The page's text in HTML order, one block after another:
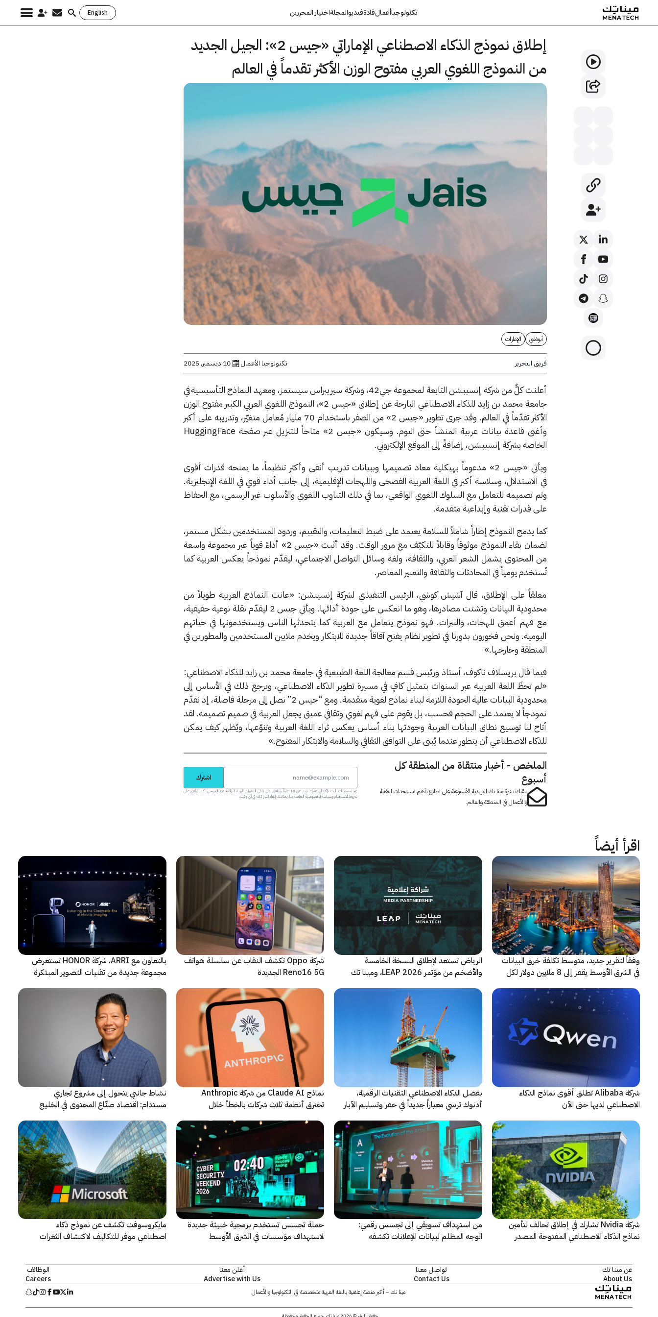
تكنولوجياأعمالقادةفيديوالمجلةاختيار المحررين English
Search
إطلاق نموذج الذكاء الاصطناعي الإماراتي «جيس 2»: الجيل الجديد
من النموذج اللغوي العربي مفتوح الوزن الأكثر تقدماً في العالم
أبوظبي الإمارات
فريق التحرير تكنولوجيا الأعمال 10 ديسمبر, 2025
أعلنت كلٌّ من شركة إنسيبشن التابعة لمجموعة جي42، وشركة سيريبراس سيستمز، ومعهد النماذج التأسيسية في
جامعة محمد بن زايد للذكاء الاصطناعي البارحة عن إطلاق «جيس 2»، النموذج اللغوي العربي الكبير مفتوح الوزن
الأكثر تقدّماً في العالم. وقد جرى تطوير «جيس 2» من الصفر باستخدام 70 مليار مُعامل متغيّر، وتدريبه على أكبر
وأغنى قاعدة بيانات عربية المنشأ حتى اليوم. وسيكون «جيس 2» متاحاً للتنزيل عبر صفحة HuggingFace
الخاصة بشركة إنسيبشن، إضافةً إلى الموقع الإلكتروني.
ويأتي «جيس 2» مدعوماً بهيكلية معاد تصميمها وببيانات تدريب أنقى وأكثر تنظيماً، ما يمنحه قدرات أقوى
في الاستدلال، وسلاسة أكبر في اللغة العربية الفصحى واللهجات الإقليمية، إلى جانب أداء قوي في اللغة الإنجليزية.
وتم تصميمه للتعامل مع السلوك اللغوي الواقعي، بما في ذلك التناوب اللغوي والأسلوب غير الرسمي، مع الحفاظ
على قدرات تقنية وإبداعية متقدمة.
كما يدمج النموذج إطاراً شاملاً للسلامة يعتمد على ضبط التعليمات، والتقييم، وردود المستخدمين بشكل مستمر،
لضمان بقاء النموذج موثوقاً وقابلاً للتكيّف مع مرور الوقت. وقد أثبت «جيس 2» أداءً قوياً عبر مجموعة واسعة
من المحتوى يشمل الشعر العربي، والثقافة، ولغة وسائل التواصل الاجتماعي، ليقدّم نموذجاً يعكس العربية كما
تُستخدم يومياً في المحادثات والثقافة والتعبير المعاصر.
معلقاً على الإطلاق، قال آشيش كوشي، الرئيس التنفيذي لشركة إنسيبشن: «عانت النماذج العربية طويلاً من
محدودية البيانات وتشتت مصادرها، وهو ما انعكس على جودة أدائها. ويأتي جيس 2 ليقدّم نقلة نوعية حقيقية،
مع فهم أعمق للهجات، والنبرات. فهو نموذج يتعامل مع العربية كما يتحدثها الناس ويستخدمونها في حياتهم
اليومية. ونحن فخورون بدورنا في تطوير نظام يفتح آفاقاً جديدة للابتكار ويخدم ملايين المستخدمين والمطورين في
المنطقة وخارجها.»
فيما قال بريسلاف ناكوف، أستاذ ورئيس قسم معالجة اللغة الطبيعية في جامعة محمد بن زايد للذكاء الاصطناعي:
«لم تحظَ اللغة العربية عبر السنوات بتمثيل كافٍ في مسيرة تطوير الذكاء الاصطناعي، ويرجع ذلك في الأساس إلى
محدودية البيانات عالية الجودة اللازمة لبناء نماذج لغوية متقدمة. ومع “جيس 2” نصل إلى مرحلة فاصلة، إذ نقدّم
نموذجاً لا يعتمد على الحجم فحسب، بل يقوم على فهم لغوي وثقافي عميق يجعل العربية في صميم تصميمه. لقد
أتاح لنا توسيع نطاق البيانات العربية وجودتها بناء أساس يعكس ثراء اللغة العربية وتنوّعها، ويُظهر كيف يمكن
للذكاء الاصطناعي أن يتطور عندما يُبنى على التوافق الثقافي والسلامة والابتكار المفتوح.»
الملخص - أخبار منتقاة من المنطقة كل
أسبوع
تبقيك نشرة مينا تك البريدية الأسبوعية على اطلاع بأهم مستجدات التقنية
والأعمال في المنطقة والعالم.
اشترك
عبر تسجيلك، أنت تؤكد أن عمرك يزيد عن 18 عاماً وتوافق على تلقي النشرات البريدية والمحتوى الترويجي، كما توافق على
شروط الاستخدام وسياسة الخصوصية الخاصة بنا. يمكنك إلغاء اشتراكك في أي وقت.
اقرأ أيضاً
وفقاً لتقرير جديد، متوسط تكلفة خرق البيانات
في الشرق الأوسط يقفز إلى 8 ملايين دولار لكل
الرياض تستعد لإطلاق النسخة الخامسة
والأضخم من مؤتمر LEAP 2026، ومينا تك
شركة Oppo تكشف النقاب عن سلسلة هواتف
Reno16 5G الجديدة
بالتعاون مع ARRI، شركة HONOR تستعرض
مجموعة جديدة من تقنيات التصوير المبتكرة
شركة Alibaba تطلق أقوى نماذج الذكاء
الاصطناعي لديها حتى الآن
بفضل الذكاء الاصطناعي التقنيات الرقمية،
أدنوك ترسي معياراً جديداً في حفر وتسليم الآبار
نماذج Claude AI من شركة Anthropic
تخترق أنظمة ثلاث شركات بالخطأ خلال
نشاط جانبي يتحول إلى مشروع تجاري
مستدام: اقتصاد صنّاع المحتوى في الخليج
شركة Nvidia تشارك في إطلاق تحالف لتأمين
نماذج الذكاء الاصطناعي المفتوحة المصدر
من استهداف تسويقي إلى تجسس رقمي:
الوجه المظلم لبيانات الإعلانات تكشفه
حملة تجسس تستخدم برمجية خبيثة جديدة
لاستهداف مؤسسات في الشرق الأوسط
مايكروسوفت تكشف عن نموذج ذكاء
اصطناعي موفر للتكاليف لاكتشاف الثغرات
عن مينا تك
About Us
تواصل معنا
Contact Us
أعلن معنا
Advertise with Us
الوظائف
Careers
مينا تك – أكبر منصة إعلامية باللغة العربية متخصصة في التكنولوجيا والأعمال